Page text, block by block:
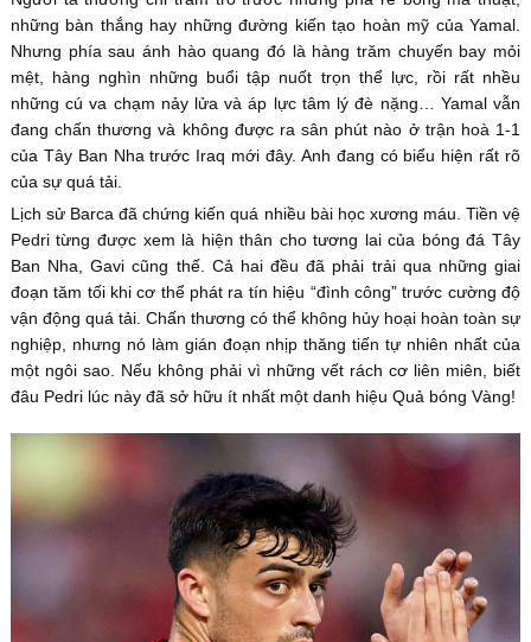
những bàn thắng hay những đường kiến tạo hoàn mỹ của Yamal.
Nhưng phía sau ánh hào quang đó là hàng trăm chuyến bay mỏi
mệt, hàng nghìn những buổi tập nuốt trọn thể lực, rồi rất nhều
những cú va chạm nảy lửa và áp lực tâm lý đè nặng… Yamal vẫn
đang chấn thương và không được ra sân phút nào ở trận hoà 1-1
của Tây Ban Nha trước Iraq mới đây. Anh đang có biểu hiện rất rõ
của sự quá tải.
Lịch sử Barca đã chứng kiến quá nhiều bài học xương máu. Tiền vệ
Pedri từng được xem là hiện thân cho tương lai của bóng đá Tây
Ban Nha, Gavi cũng thế. Cả hai đều đã phải trải qua những giai
đoạn tăm tối khi cơ thể phát ra tín hiệu “đình công” trước cường độ
vận động quá tải. Chấn thương có thể không hủy hoại hoàn toàn sự
nghiệp, nhưng nó làm gián đoạn nhịp thăng tiến tự nhiên nhất của
một ngôi sao. Nếu không phải vì những vết rách cơ liên miên, biết
đâu Pedri lúc này đã sở hữu ít nhất một danh hiệu Quả bóng Vàng!